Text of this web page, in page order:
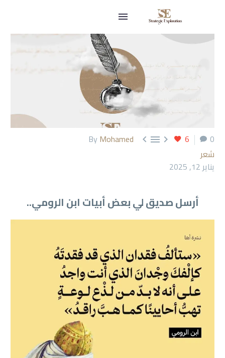
0
6
  
By Mohamed
شعر
يناير 12, 2025
أرسل صديق لي بعض أبيات ابن الرومي..